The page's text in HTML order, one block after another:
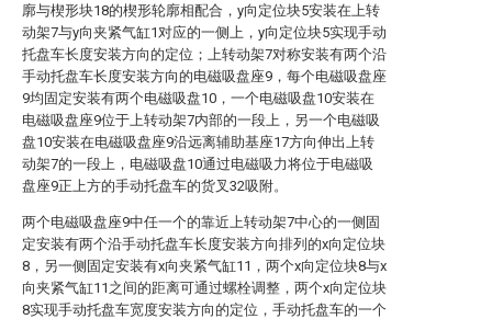
廓与楔形块18的楔形轮廓相配合，y向定位块5安装在上转
动架7与y向夹紧气缸1对应的一侧上，y向定位块5实现手动
托盘车长度安装方向的定位；上转动架7对称安装有两个沿
手动托盘车长度安装方向的电磁吸盘座9，每个电磁吸盘座
9均固定安装有两个电磁吸盘10，一个电磁吸盘10安装在
电磁吸盘座9位于上转动架7内部的一段上，另一个电磁吸
盘10安装在电磁吸盘座9沿远离辅助基座17方向伸出上转
动架7的一段上，电磁吸盘10通过电磁吸力将位于电磁吸
盘座9正上方的手动托盘车的货叉32吸附。
两个电磁吸盘座9中任一个的靠近上转动架7中心的一侧固
定安装有两个沿手动托盘车长度安装方向排列的x向定位块
8，另一侧固定安装有x向夹紧气缸11，两个x向定位块8与x
向夹紧气缸11之间的距离可通过螺栓调整，两个x向定位块
8实现手动托盘车宽度安装方向的定位，手动托盘车的一个